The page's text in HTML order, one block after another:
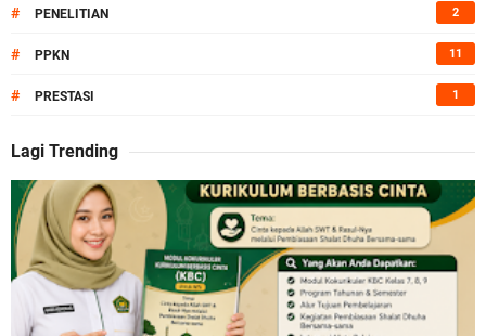
# PENELITIAN 2
# PPKN 11
# PRESTASI 1
Lagi Trending